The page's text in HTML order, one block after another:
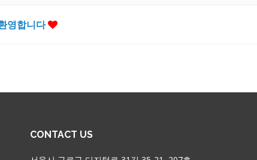
영합니다
CONTACT US